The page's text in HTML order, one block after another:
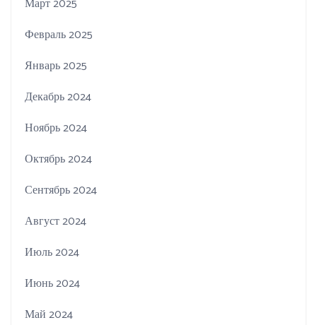
Февраль 2025
Январь 2025
Декабрь 2024
Ноябрь 2024
Октябрь 2024
Сентябрь 2024
Август 2024
Июль 2024
Июнь 2024
Май 2024